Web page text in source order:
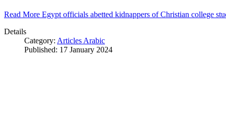
Read More Egypt officials abetted kidnappers of Christian college
Details
Category: Articles Arabic
Published: 17 January 2024